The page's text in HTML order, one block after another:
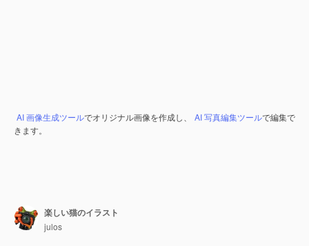
AI 画像生成ツールでオリジナル画像を作成し、 AI 写真編集ツールで編集で
きます。
楽しい猫のイラスト
julos